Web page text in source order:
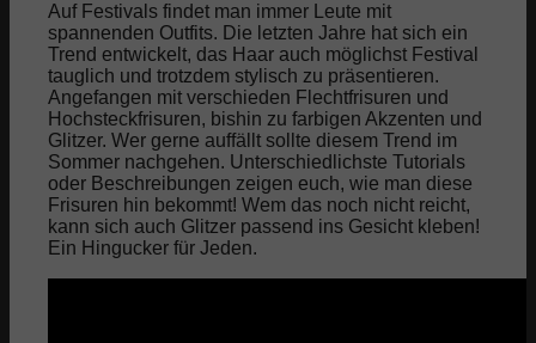
Auf Festivals findet man immer Leute mit
spannenden Outfits. Die letzten Jahre hat sich ein
Trend entwickelt, das Haar auch möglichst Festival
tauglich und trotzdem stylisch zu präsentieren.
Angefangen mit verschieden Flechtfrisuren und
Hochsteckfrisuren, bishin zu farbigen Akzenten und
Glitzer. Wer gerne auffällt sollte diesem Trend im
Sommer nachgehen. Unterschiedlichste Tutorials
oder Beschreibungen zeigen euch, wie man diese
Frisuren hin bekommt! Wem das noch nicht reicht,
kann sich auch Glitzer passend ins Gesicht kleben!
Ein Hingucker für Jeden.